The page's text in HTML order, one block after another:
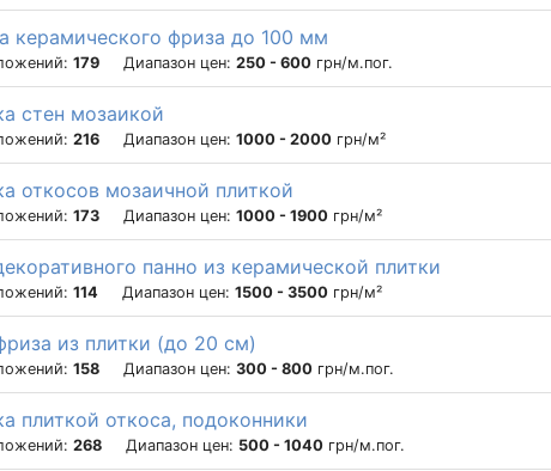
керамического фриза до 100 мм
179 Диапазон цен: 250 - 600 грн/м.пог.
стен мозаикой
216 Диапазон цен: 1000 - 2000 грн/м²
откосов мозаичной плиткой
173 Диапазон цен: 1000 - 1900 грн/м²
панно из керамической плитки
114 Диапазон цен: 1500 - 3500 грн/м²
из плитки (до 20 см)
158 Диапазон цен: 300 - 800 грн/м.пог.
плиткой откоса, подоконники
268 Диапазон цен: 500 - 1040 грн/м.пог.